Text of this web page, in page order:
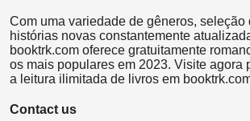
Com uma variedade de gêneros, seleção
histórias novas constantemente
booktrk.com oferece gratuitamente
os mais populares em 2023. Visite agora
a leitura ilimitada de livros em
Contact us